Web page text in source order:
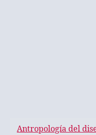
Antropología del